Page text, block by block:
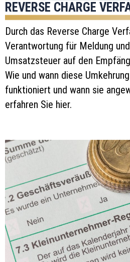
REVERSE CHARGE
Durch das Reverse Charge
Verantwortung für Meldung
Umsatzsteuer auf den
Wie und wann diese
funktioniert und wann sie
erfahren Sie hier.